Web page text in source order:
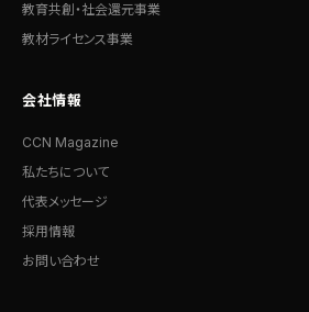
教育共創・社会還元事業
教材ライセンス事業
会社情報
CCN Magazine
私たちについて
代表メッセージ
採用情報
お問い合わせ